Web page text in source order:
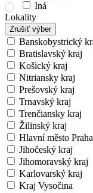
Iná
Lokality
Zrušiť výber
Banskobystrický
Bratislavský kraj
Košický kraj
Nitriansky kraj
Prešovský kraj
Trnavský kraj
Trenčiansky kraj
Žilinský kraj
Hlavní město Praha
Jihočeský kraj
Jihomoravský kraj
Karlovarský kraj
Kraj Vysočina